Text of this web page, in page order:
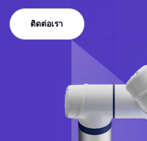
ติดต่อเรา
ติดต่อเรา